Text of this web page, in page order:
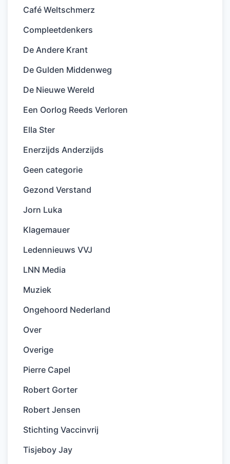
Café Weltschmerz
Compleetdenkers
De Andere Krant
De Gulden Middenweg
De Nieuwe Wereld
Een Oorlog Reeds Verloren
Ella Ster
Enerzijds Anderzijds
Geen categorie
Gezond Verstand
Jorn Luka
Klagemauer
Ledennieuws VVJ
LNN Media
Muziek
Ongehoord Nederland
Over
Overige
Pierre Capel
Robert Gorter
Robert Jensen
Stichting Vaccinvrij
Tisjeboy Jay